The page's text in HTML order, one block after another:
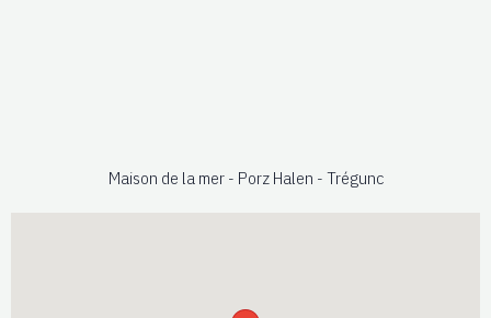
Maison de la mer - Porz Halen - Trégunc